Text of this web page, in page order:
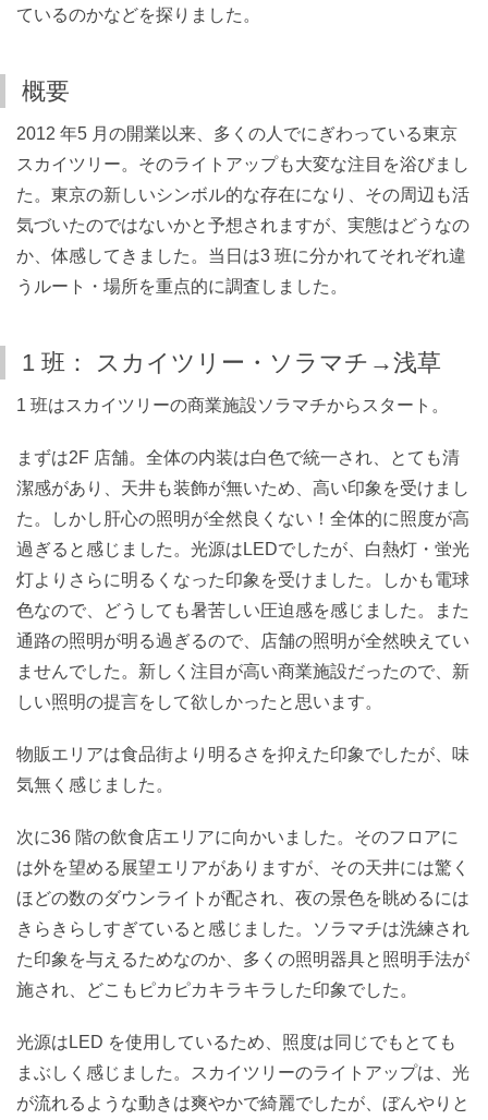
ているのかなどを探りました。
概要
2012 年5 月の開業以来、多くの人でにぎわっている東京
スカイツリー。そのライトアップも大変な注目を浴びまし
た。東京の新しいシンボル的な存在になり、その周辺も活
気づいたのではないかと予想されますが、実態はどうなの
か、体感してきました。当日は3 班に分かれてそれぞれ違
うルート・場所を重点的に調査しました。
1 班： スカイツリー・ソラマチ→浅草
1 班はスカイツリーの商業施設ソラマチからスタート。
まずは2F 店舗。全体の内装は白色で統一され、とても清
潔感があり、天井も装飾が無いため、高い印象を受けまし
た。しかし肝心の照明が全然良くない！全体的に照度が高
過ぎると感じました。光源はLEDでしたが、白熱灯・蛍光
灯よりさらに明るくなった印象を受けました。しかも電球
色なので、どうしても暑苦しい圧迫感を感じました。また
通路の照明が明る過ぎるので、店舗の照明が全然映えてい
ませんでした。新しく注目が高い商業施設だったので、新
しい照明の提言をして欲しかったと思います。
物販エリアは食品街より明るさを抑えた印象でしたが、味
気無く感じました。
次に36 階の飲食店エリアに向かいました。そのフロアに
は外を望める展望エリアがありますが、その天井には驚く
ほどの数のダウンライトが配され、夜の景色を眺めるには
きらきらしすぎていると感じました。ソラマチは洗練され
た印象を与えるためなのか、多くの照明器具と照明手法が
施され、どこもピカピカキラキラした印象でした。
光源はLED を使用しているため、照度は同じでもとても
まぶしく感じました。スカイツリーのライトアップは、光
が流れるような動きは爽やかで綺麗でしたが、ぼんやりと